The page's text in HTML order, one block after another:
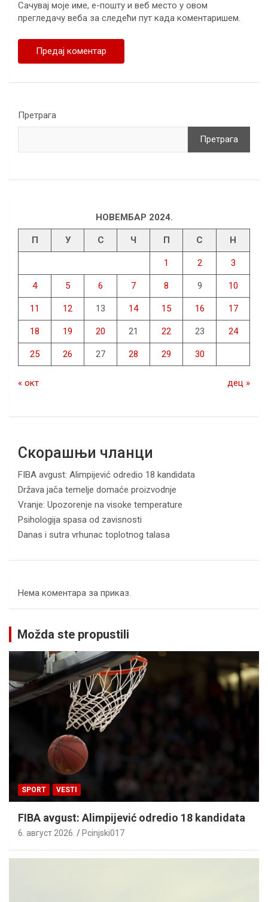
Сачувај моје име, е-пошту и веб место у овом
прегледачу веба за следећи пут када коментаришем.
Претрага
Претрага
НОВЕМБАР 2024.
П У С Ч П С Н
1 2 3
4 5 6 7 8 9 10
11 12 13 14 15 16 17
18 19 20 21 22 23 24
25 26 27 28 29 30
« окт дец »
Скорашњи чланци
FIBA avgust: Alimpijević odredio 18 kandidata
Država jača temelje domaće proizvodnje
Vranje: Upozorenje na visoke temperature
Psihologija spasa od zavisnosti
Danas i sutra vrhunac toplotnog talasa
Нема коментара за приказ.
Možda ste propustili
SPORT VESTI
FIBA avgust: Alimpijević odredio 18 kandidata
6. август 2026. Pcinjski017